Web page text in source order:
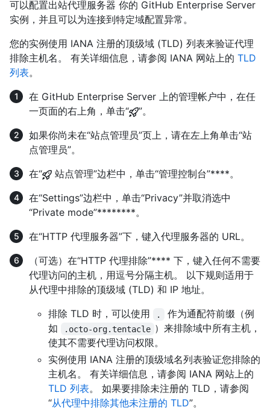
可以配置出站代理服务器 你的 GitHub Enterprise Server
实例，并且可以为连接到特定域配置异常。
您的实例使用 IANA 注册的顶级域 (TLD) 列表来验证代理
排除主机名。 有关详细信息，请参阅 IANA 网站上的 TLD
列表。
在 GitHub Enterprise Server 上的管理帐户中，在任
一页面的右上角，单击“
”。
如果你尚未在“站点管理员”页上，请在左上角单击“站
点管理员”。
在“
站点管理”边栏中，单击“管理控制台”****。
在“Settings”边栏中，单击“Privacy”并取消选中
“Private mode”********。
在“HTTP 代理服务器”下，键入代理服务器的 URL。
（可选）在“HTTP 代理排除”**** 下，键入任何不需要
代理访问的主机，用逗号分隔主机。 以下规则适用于
从代理中排除的顶级域 (TLD) 和 IP 地址。
排除 TLD 时，可以使用
.
作为通配符前缀（例
如
.octo-org.tentacle ）来排除域中所有主机，
使其不需要代理访问权限。
实例使用 IANA 注册的顶级域名列表验证您排除的
主机名。 有关详细信息，请参阅 IANA 网站上的
TLD 列表。 如果要排除未注册的 TLD，请参阅
“从代理中排除其他未注册的 TLD”。